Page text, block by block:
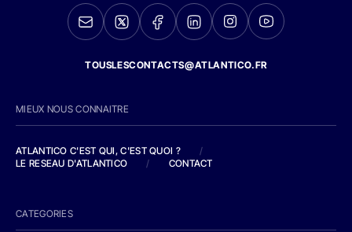
TOUSLESCONTACTS@ATLANTICO.FR
MIEUX NOUS CONNAITRE
ATLANTICO C'EST QUI, C'EST QUOI ?
/
LE RESEAU D'ATLANTICO
/ CONTACT
CATEGORIES